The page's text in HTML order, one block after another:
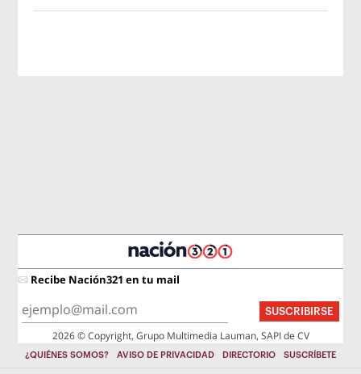
Recibe Nación321 en tu mail
SUSCRIBIRSE
2026 © Copyright, Grupo Multimedia Lauman, SAPI de CV
¿QUIÉNES SOMOS? AVISO DE PRIVACIDAD DIRECTORIO SUSCRÍBETE